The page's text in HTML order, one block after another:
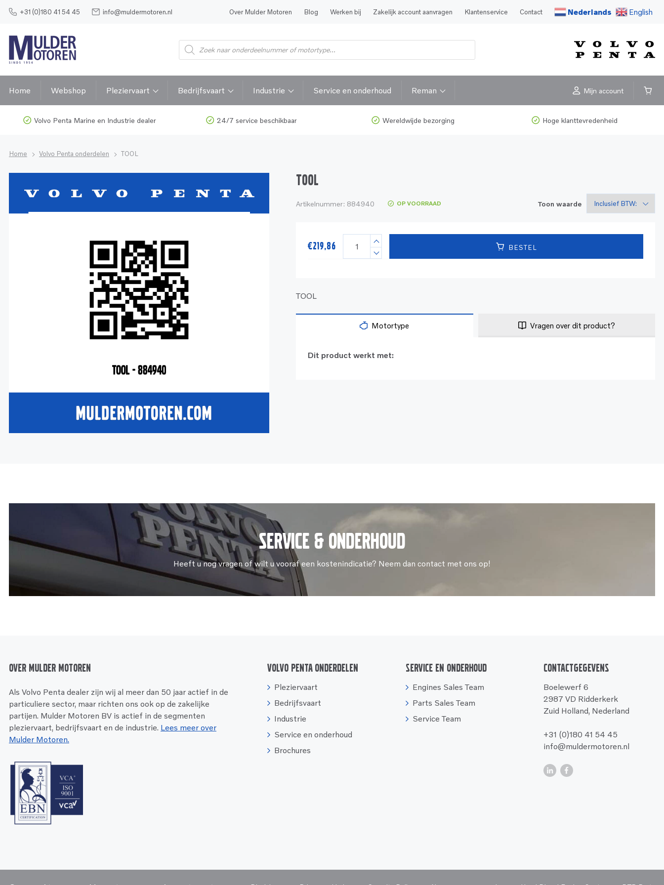
+31 (0)180 41 54 45 info@muldermotoren.nl Over Mulder Motoren Blog Werken bij Zakelijk account aanvragen Klantenservice Contact Nederlands English
Home Webshop Pleziervaart Bedrijfsvaart Industrie Service en onderhoud Reman Mijn account
Volvo Penta Marine en Industrie dealer 24/7 service beschikbaar Wereldwijde bezorging Hoge klanttevredenheid
Home Volvo Penta onderdelen TOOL
TOOL
Artikelnummer: 884940 OP VOORRAAD Toon waarde
€219,86 BESTEL
TOOL
Motortype Vragen over dit product?
Dit product werkt met:
Service & onderhoud
Heeft u nog vragen of wilt u vooraf een kostenindicatie? Neem dan contact met ons op!
Over Mulder Motoren
Als Volvo Penta dealer zijn wij al meer dan 50 jaar actief in de
particuliere sector, maar richten ons ook op de zakelijke
partijen. Mulder Motoren BV is actief in de segmenten
pleziervaart, bedrijfsvaart en de industrie. Lees meer over
Mulder Motoren.
Volvo Penta onderdelen
Pleziervaart
Bedrijfsvaart
Industrie
Service en onderhoud
Brochures
Service en onderhoud
Engines Sales Team
Parts Sales Team
Service Team
Contactgegevens
Boelewerf 6
2987 VD Ridderkerk
Zuid Holland, Nederland
+31 (0)180 41 54 45
info@muldermotoren.nl